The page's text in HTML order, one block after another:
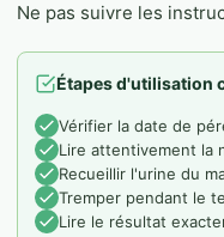
Ne pas suivre les
Étapes d'utilisation
Vérifier la date de
Lire attentivement la
Recueillir l'urine du
Tremper pendant le
Lire le résultat